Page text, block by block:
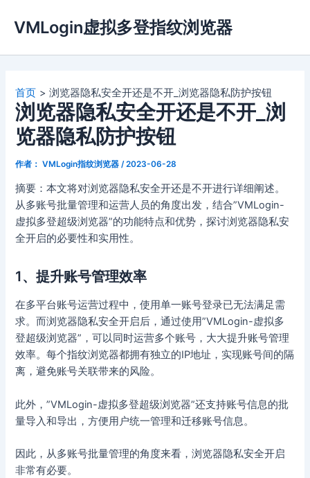
容
VMLogin虚拟多登指纹浏览器
首页 浏览器隐私安全开还是不开_浏览器隐私防护按钮
浏览器隐私安全开还是不开_浏
览器隐私防护按钮
作者： VMLogin指纹浏览器 /2023-06-28
摘要：本文将对浏览器隐私安全开还是不开进行详细阐述。
从多账号批量管理和运营人员的角度出发，结合”VMLogin-
虚拟多登超级浏览器”的功能特点和优势，探讨浏览器隐私安
全开启的必要性和实用性。
1、提升账号管理效率
在多平台账号运营过程中，使用单一账号登录已无法满足需
求。而浏览器隐私安全开启后，通过使用”VMLogin-虚拟多
登超级浏览器”，可以同时运营多个账号，大大提升账号管理
效率。每个指纹浏览器都拥有独立的IP地址，实现账号间的隔
离，避免账号关联带来的风险。
此外，”VMLogin-虚拟多登超级浏览器”还支持账号信息的批
量导入和导出，方便用户统一管理和迁移账号信息。
因此，从多账号批量管理的角度来看，浏览器隐私安全开启
非常有必要。